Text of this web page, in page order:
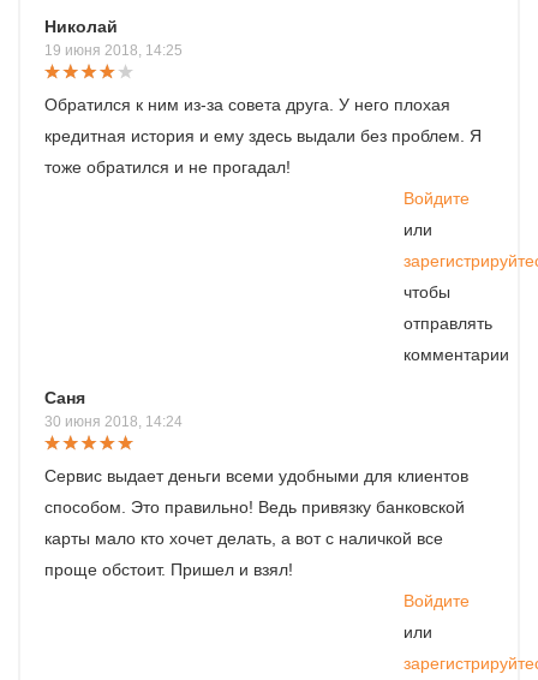
Николай
19 июня 2018, 14:25
Обратился к ним из-за совета друга. У него плохая
кредитная история и ему здесь выдали без проблем. Я
тоже обратился и не прогадал!
Войдите
или
чтобы
отправлять
комментарии
Саня
30 июня 2018, 14:24
Сервис выдает деньги всеми удобными для клиентов
способом. Это правильно! Ведь привязку банковской
карты мало кто хочет делать, а вот с наличкой все
проще обстоит. Пришел и взял!
Войдите
или